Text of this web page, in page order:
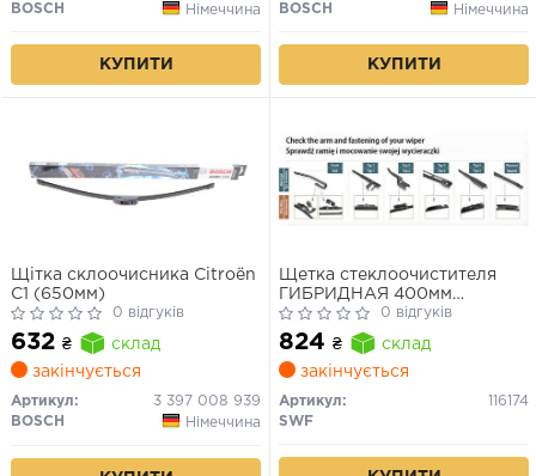
BOSCH
Німеччина
КУПИТИ
BOSCH
Німеччина
КУПИТИ
Щітка склоочисника Citroën
C1 (650мм)
0 відгуків
632 ₴
склад
закінчується
Артикул:
3 397 008 939
BOSCH
Німеччина
Щетка стеклоочистителя
ГИБРИДНАЯ 400мм
HBLADE
0 відгуків
824 ₴
склад
закінчується
Артикул:
116174
SWF